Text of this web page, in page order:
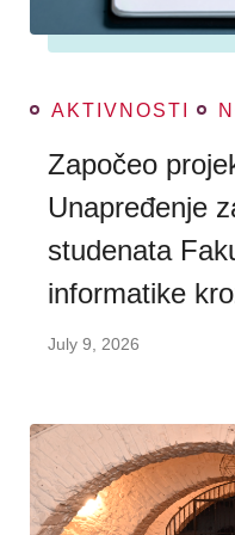
AKTIVNOSTI
Započeo
Unapređenje
studenata
informatike
July 9, 2026